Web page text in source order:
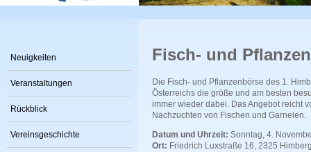
Neuigkeiten
Veranstaltungen
Rückblick
Vereinsgeschichte
Fisch- und
Die Fisch- und Pflanzenbörse des 1.
Österreichs die größe und am besten
immer wieder dabei. Das Angebot reicht
Nachzuchten von Fischen und Garnelen.
Datum und Uhrzeit: Sonntag, 4.
Ort: Friedrich Luxstraße 16, 2325